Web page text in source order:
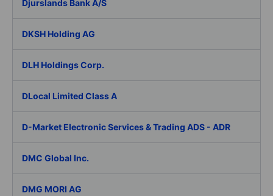
Djurslands Bank A/S
DKSH Holding AG
DLH Holdings Corp.
DLocal Limited Class A
D-Market Electronic Services & Trading ADS - ADR
DMC Global Inc.
DMG MORI AG